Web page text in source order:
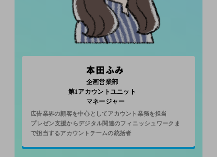
本田ふみ
企画営業部
第1アカウントユニット
マネージャー
広告業界の顧客を中心としてアカウント業務を担当
プレゼン支援からデジタル関連のフィニッシュワークま
で担当するアカウントチームの統括者